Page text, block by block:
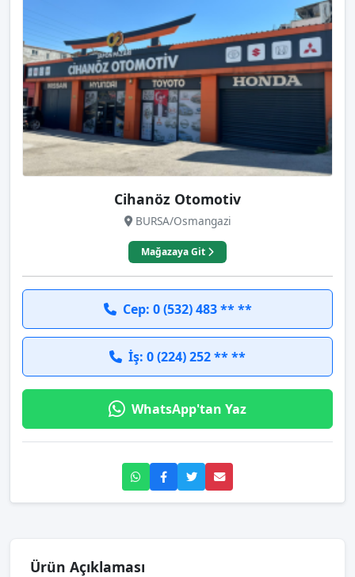
Cihanöz Otomotiv
BURSA/Osmangazi
Mağazaya Git
Cep: 0 (532) 483 ** **
İş: 0 (224) 252 ** **
WhatsApp'tan Yaz
Ürün Açıklaması